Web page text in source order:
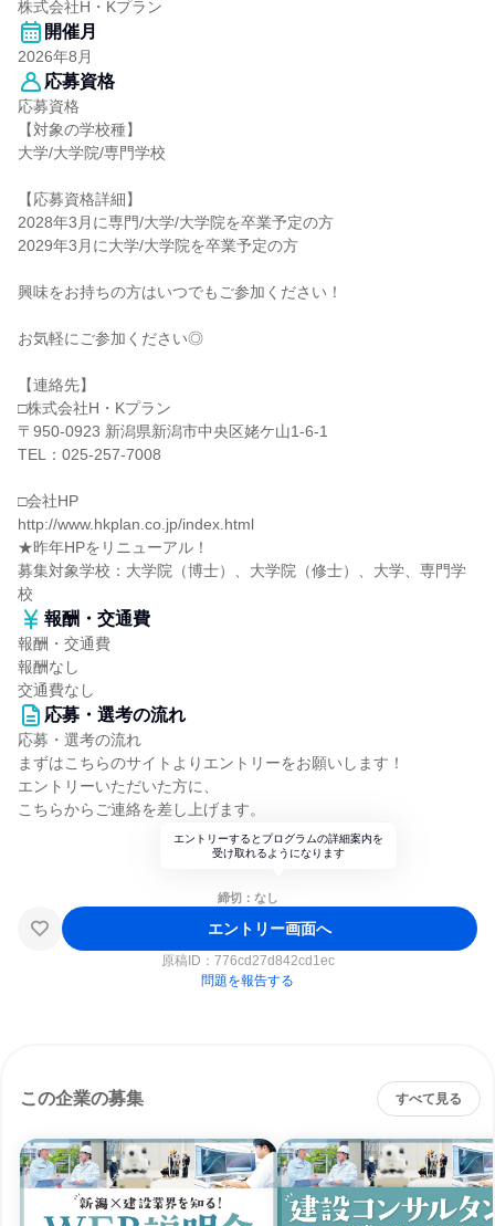
株式会社H・Kプラン
開催月
2026年8月
応募資格
応募資格
【対象の学校種】
大学/大学院/専門学校
【応募資格詳細】
2028年3月に専門/大学/大学院を卒業予定の方
2029年3月に大学/大学院を卒業予定の方
興味をお持ちの方はいつでもご参加ください！
お気軽にご参加ください◎
【連絡先】
□株式会社H・Kプラン
〒950-0923 新潟県新潟市中央区姥ケ山1-6-1
TEL：025-257-7008
□会社HP
http://www.hkplan.co.jp/index.html
★昨年HPをリニューアル！
募集対象学校：大学院（博士）、大学院（修士）、大学、専門学
校
報酬・交通費
報酬・交通費
報酬なし
交通費なし
応募・選考の流れ
応募・選考の流れ
まずはこちらのサイトよりエントリーをお願いします！
エントリーいただいた方に、
こちらからご連絡を差し上げます。
エントリーするとプログラムの詳細案内を
受け取れるようになります
締切：なし
エントリー画面へ
原稿ID： 776cd27d842cd1ec
問題を報告する
この企業の募集 すべて見る